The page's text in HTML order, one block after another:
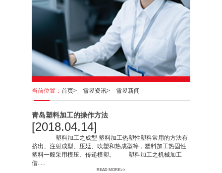
当前位置： 首页> 雪昱资讯> 雪昱新闻
青岛塑料加工的操作方法
[2018.04.14]
塑料加工之成型 塑料加工热塑性塑料常用的方法有
挤出、注射成型、压延、吹塑和热成型等，塑料加工热固性
塑料一般采用模压、传递模塑。 塑料加工之机械加工
借.....
READ MORE>>